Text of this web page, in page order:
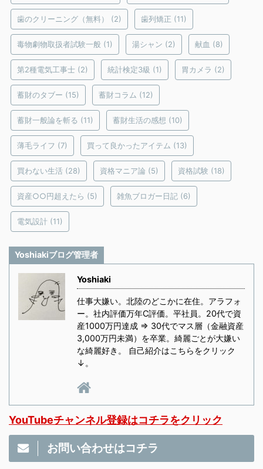
歯のクリーニング（無料） (2) 歯列矯正 (11)
毒物劇物取扱者試験一般 (1) 湯シャン (2) 献血 (8)
第2種電気工事士 (2) 統計検定3級 (1) 胃カメラ (2)
蓄財のタブー (15) 蓄財コラム (12)
蓄財一般論を斬る (11) 蓄財生活の感想 (10)
薄毛ライフ (7) 買って良かったアイテム (13)
買わない生活 (28) 資格マニア論 (5) 資格試験 (18)
資産○○円超えたら (5) 雑魚ブロガー日記 (6)
電気設計 (11)
Yoshiakiブログ管理者
Yoshiaki
仕事大嫌い。北陸のどこかに在住。アラフォ
ー。社内評価万年C評価。平社員。20代で資
産1000万円達成 ⇒ 30代でマス層（金融資産
3,000万円未満）を卒業。綺麗ごとが大嫌い
な綺麗好き。 自己紹介はこちらをクリック
↓。
YouTubeチャンネル登録はコチラをクリック
お問い合わせはコチラ